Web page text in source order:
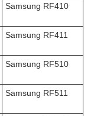
Samsung RF410
Samsung RF411
Samsung RF510
Samsung RF511